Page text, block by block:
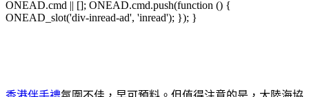
ONEAD.cmd || []; ONEAD.cmd.push(function () {
ONEAD_slot('div-inread-ad', 'inread'); }); }